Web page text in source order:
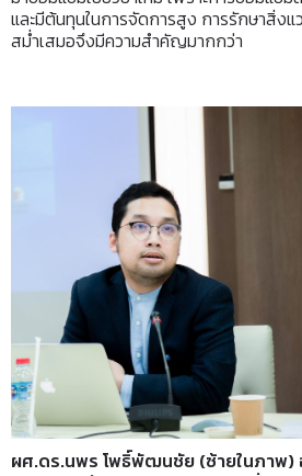
และมีต้นทุนในการจัดการสูง การรักษาสิ่ง
สม่ำเสมอจึงมีความสำคัญมากกว่า
ผศ.ดร.นพร โพธิ์พัฒนชัย (ซ้ายในภาพ)